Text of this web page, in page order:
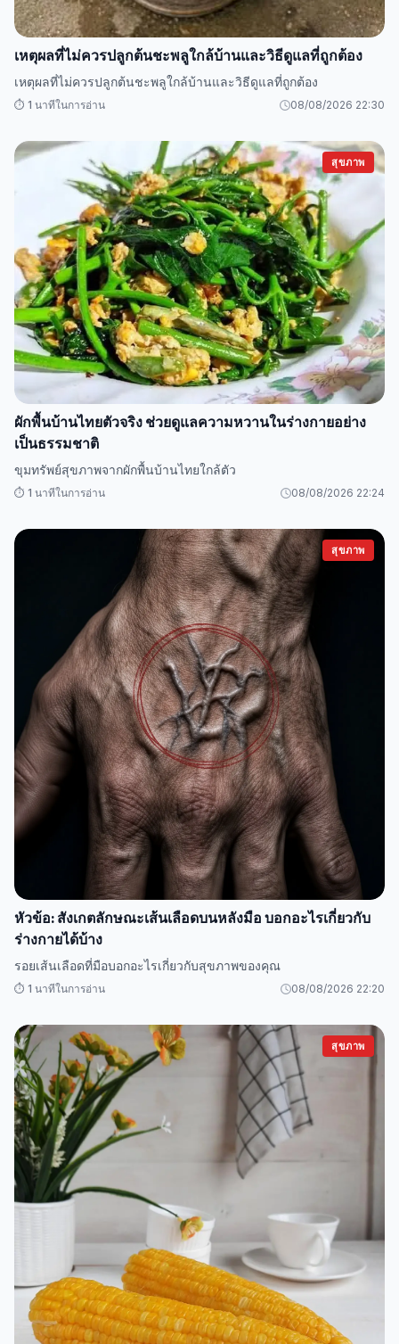
เหตุผลที่ไม่ควรปลูกต้นชะพลูใกล้บ้านและวิธีดูแลที่ถูกต้อง
เหตุผลที่ไม่ควรปลูกต้นชะพลูใกล้บ้านและวิธีดูแลที่ถูกต้อง
⏱️ 1 นาทีในการอ่าน 08/08/2026 22:30
สุขภาพ
ผักพื้นบ้านไทยตัวจริง ช่วยดูแลความหวานในร่างกายอย่าง
เป็นธรรมชาติ
ขุมทรัพย์สุขภาพจากผักพื้นบ้านไทยใกล้ตัว
⏱️ 1 นาทีในการอ่าน 08/08/2026 22:24
สุขภาพ
หัวข้อ: สังเกตลักษณะเส้นเลือดบนหลังมือ บอกอะไรเกี่ยวกับ
ร่างกายได้บ้าง
รอยเส้นเลือดที่มือบอกอะไรเกี่ยวกับสุขภาพของคุณ
⏱️ 1 นาทีในการอ่าน 08/08/2026 22:20
สุขภาพ